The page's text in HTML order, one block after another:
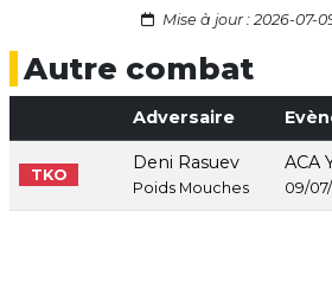
Mise à jour : 2026-07-
Autre combat
Adversaire
TKO
Deni Rasuev
Poids Mouches
ACA
09/